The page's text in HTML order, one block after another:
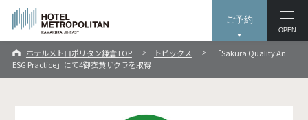
ご予約
OPEN
ホテルメトロポリタン鎌倉TOP トピックス
「Sakura Quality An
ESG Practice」にて4御衣黄ザクラを取得